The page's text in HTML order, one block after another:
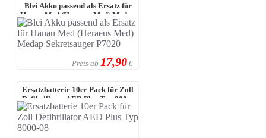
Blei Akku passend als Ersatz für
Hanau Med (Heraeus Med) Medap
S ...
Preis ab 17,90 €
Ersatzbatterie 10er Pack für Zoll
Defibrillator AED Plus Typ 800 ...